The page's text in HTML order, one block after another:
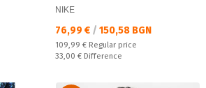
NIKE
Текуща цена:
76,99 € / 150,58 BGN
Regular price:
109,99 € Regular price
Спестявате:
33,00 € Difference